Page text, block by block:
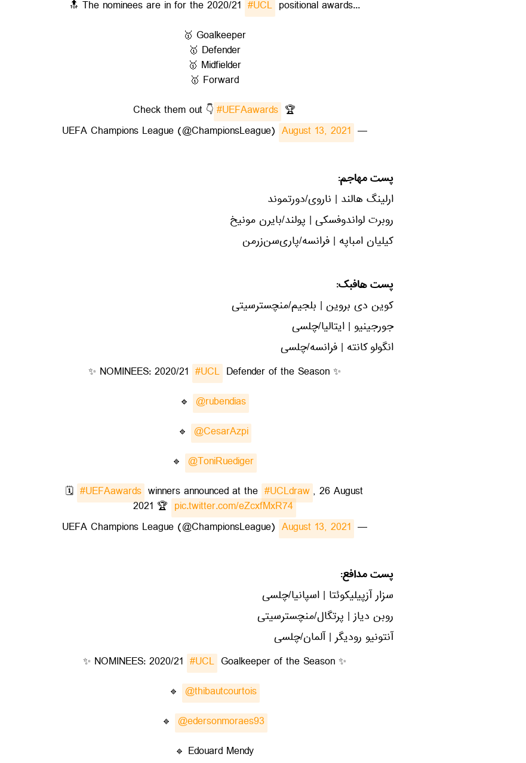
🔝 The nominees are in for the 2020/21 #UCL positional awards...
🥇 Goalkeeper
🥇 Defender
🥇 Midfielder
🥇 Forward
Check them out 👇#UEFAawards 🏆
— UEFA Champions League (@ChampionsLeague)
August 13, 2021
پست مهاجم:
ارلینگ هالند | ناروی/دورتموند
روبرت لواندوفسکی | پولند/بایرن مونیخ
کیلیان امباپه | فرانسه/پاری‌سن‌زرمن
پست هافبک:
کوین دی بروین | بلجیم/منچسترسیتی
جورجینیو | ایتالیا/چلسی
انگولو کانته | فرانسه/چلسی
✨ NOMINEES: 2020/21 #UCL Defender of the Season ✨
🔹 @rubendias
🔹 @CesarAzpi
🔹 @ToniRuediger
🗓️ #UEFAawards winners announced at the #UCLdraw, 26 August
2021 🏆 pic.twitter.com/eZcxfMxR74
— UEFA Champions League (@ChampionsLeague)
August 13, 2021
پست مدافع:
سزار آزپیلیکوئتا | اسپانیا/چلسی
روبن دیاز | پرتگال/منچسترسیتی
آنتونیو رودیگر | آلمان/چلسی
✨ NOMINEES: 2020/21 #UCL Goalkeeper of the Season ✨
🔹 @thibautcourtois
🔹 @edersonmoraes93
🔹 Edouard Mendy